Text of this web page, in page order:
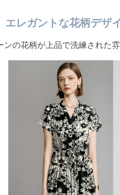
エレガントな花柄デザ
ンの花柄が上品で洗練された